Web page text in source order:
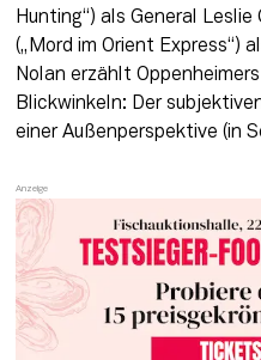
Hunting“) als General
(„Mord im Orient Express“)
Nolan erzählt
Blickwinkeln: Der
einer Außenperspektive (in